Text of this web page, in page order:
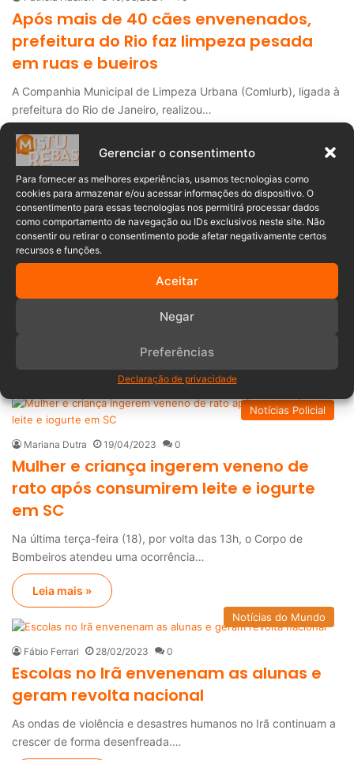
Gerenciar o consentimento
Para fornecer as melhores experiências, usamos tecnologias como
cookies para armazenar e/ou acessar informações do dispositivo. O
consentimento para essas tecnologias nos permitirá processar dados
como comportamento de navegação ou IDs exclusivos neste site. Não
consentir ou retirar o consentimento pode afetar negativamente certos
recursos e funções.
Aceitar
Negar
Preferências
Declaração de privacidade
Após mais de 40 cães envenenados,
prefeitura do Rio faz limpeza pesada
em ruas e bueiros
A Companhia Municipal de Limpeza Urbana (Comlurb), ligada à
prefeitura do Rio de Janeiro, realizou…
Leia mais »
Notícias Policial
Mariana Dutra 28/09/2023 0
Mulher que matou o marido após
colocar veneno na cerveja será julgada
Na última semana, a 3ª Câmara Criminal do Tribunal de Justiça
de Santa Catarina confirmou…
Leia mais »
Notícias Policial
Mariana Dutra 19/04/2023 0
Mulher e criança ingerem veneno de
rato após consumirem leite e iogurte
em SC
Na última terça-feira (18), por volta das 13h, o Corpo de
Bombeiros atendeu uma ocorrência…
Leia mais »
Notícias do Mundo
Fábio Ferrari 28/02/2023 0
Escolas no Irã envenenam as alunas e
geram revolta nacional
As ondas de violência e desastres humanos no Irã continuam a
crescer de forma desenfreada.…